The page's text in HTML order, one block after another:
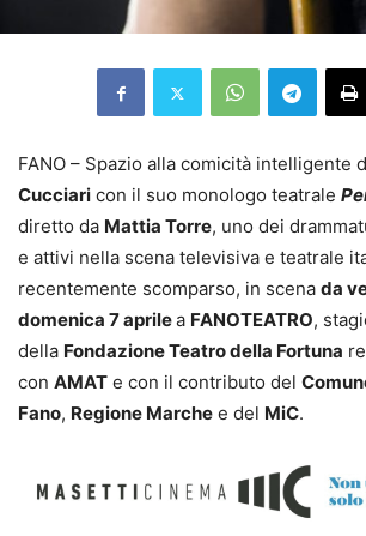
FANO – Spazio alla comicità intelligente
Cucciari con il suo monologo teatrale
diretto da Mattia Torre, uno dei
e attivi nella scena televisiva e teatrale
recentemente scomparso, in scena da
domenica 7 aprilea FANOTEATRO,
della Fondazione Teatro della Fortuna
con AMAT e con il contributo del
Fano, Regione Marche e del MiC.